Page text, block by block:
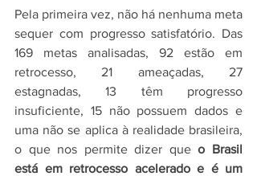
Pela primeira vez, não há nenhuma meta
sequer com progresso satisfatório. Das
169 metas analisadas, 92 estão em
retrocesso, 21 ameaçadas, 27
estagnadas, 13 têm progresso
insuficiente, 15 não possuem dados e
uma não se aplica à realidade brasileira,
o que nos permite dizer que o Brasil
está em retrocesso acelerado e é um